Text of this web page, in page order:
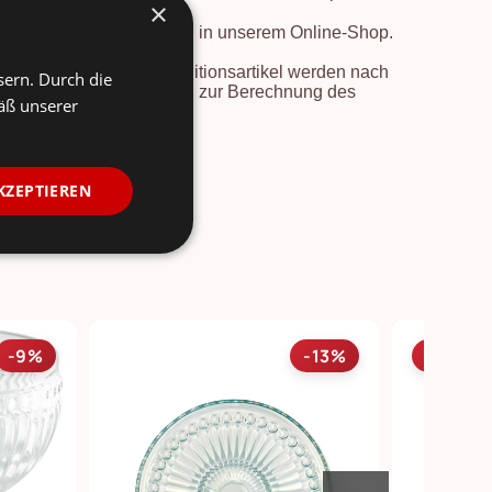
der Preisherabsetzung in unserem Online-Shop.
Deutschland. Speditionsartikel werden nach
und Informationen zur Berechnung des
.
-9% -13%
×
Durch die
unserer